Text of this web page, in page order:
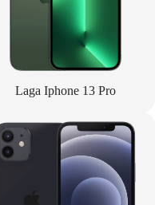
Laga Iphone 13 Pro